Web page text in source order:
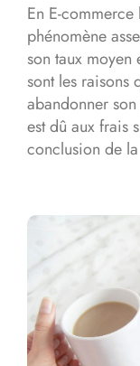
En E-commerce
phénomène
son taux moyen
sont les raisons
abandonner
est dû aux frais
conclusion de la